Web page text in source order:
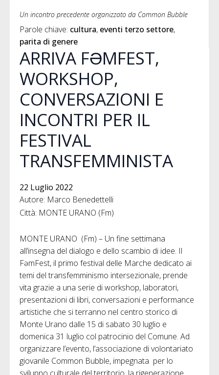
Un incontro precedente organizzato da Common Bubble
Parole chiave: cultura eventi terzo settore
parita di genere
ARRIVA FƏMFEST,
WORKSHOP,
CONVERSAZIONI E
INCONTRI PER IL
FESTIVAL
TRANSFEMMINISTA
22 Luglio 2022
Autore: Marco Benedettelli
Città: MONTE URANO (Fm)
MONTE URANO (Fm) – Un fine settimana
all’insegna del dialogo e dello scambio di idee. Il
FəmFest, il primo festival delle Marche dedicato ai
temi del transfemminismo intersezionale, prende
vita grazie a una serie di workshop, laboratori,
presentazioni di libri, conversazioni e performance
artistiche che si terranno nel centro storico di
Monte Urano dalle 15 di sabato 30 luglio e
domenica 31 luglio col patrocinio del Comune. Ad
organizzare l’evento, l’associazione di volontariato
giovanile Common Bubble, impegnata per lo